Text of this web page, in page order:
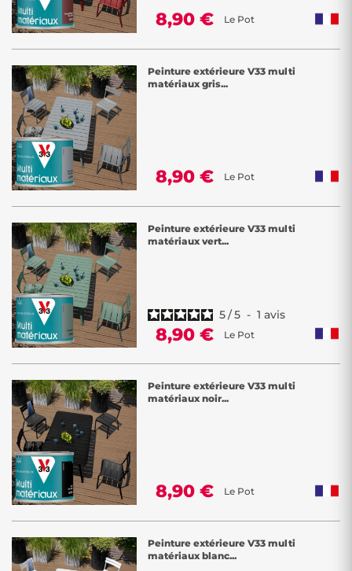
8,90 € Le Pot
Peinture extérieure V33 multi
matériaux gris...
8,90 € Le Pot
Peinture extérieure V33 multi
matériaux vert...
5/5 - 1 avis
8,90 € Le Pot
Peinture extérieure V33 multi
matériaux noir...
8,90 € Le Pot
Peinture extérieure V33 multi
matériaux blanc...